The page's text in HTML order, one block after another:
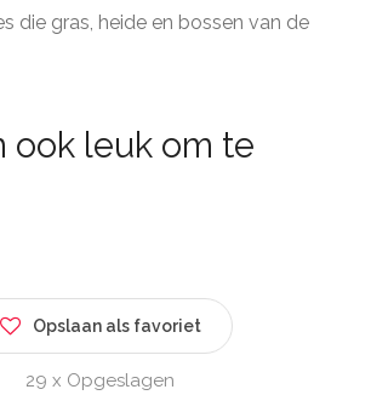
die gras, heide en bossen van de
ook leuk om te
Opslaan als favoriet
29 x Opgeslagen